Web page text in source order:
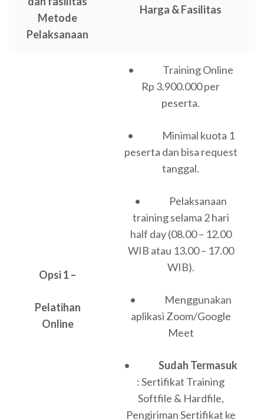
Metode
Pelaksanaan
Harga & Fasilitas
Opsi 1 –
Pelatihan
Online
• Training Online
Rp 3.900.000 per
peserta.
• Minimal kuota 1
peserta dan bisa request
tanggal.
• Pelaksanaan
training selama 2 hari
half day (08.00 – 12.00
WIB atau 13.00 – 17.00
WIB).
• Menggunakan
aplikasi Zoom/Google
Meet
• Sudah Termasuk
: Sertifikat Training
Softfile & Hardfile,
Pengiriman Sertifikat ke